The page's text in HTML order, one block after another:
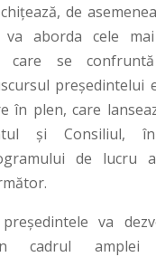
de
va aborda cele
care se
președintelui
în plen, care
și Consiliul,
de lucru
va
cadrul amplei